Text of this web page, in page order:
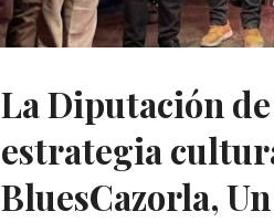
La Diputación
estrategia
BluesCazorla,